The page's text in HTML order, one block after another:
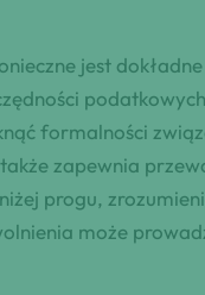
jest
formalności
zapewnia
progu,
może